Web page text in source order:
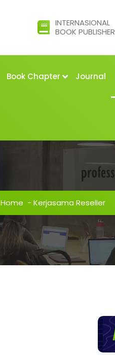
INTERNASIONAL
BOOK PUBLISHER
Book Chapter Journal
Home - Kerjasama Reseller